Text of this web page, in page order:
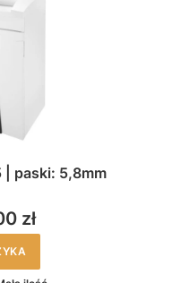
| paski: 5,8mm
zł